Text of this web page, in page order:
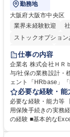
勤務地
大阪府大阪市中央区
業界未経験歓迎
ストックオプション
時短勤務あり
服装自由
仕事の内容
企業名 株式会社ＨＲｂａｓｅ 求人名 【フルリモート/
与/社保の業務設計・標準化担当ポ
ェント「HRbase」
のオペレーション設
業務設計やシステム設定
は】・業務オペレー
ションの洗い出し、
必要な経験・能
必要な経験・能力等
用保険手続きの実務
の経験 ■基本的なExcel